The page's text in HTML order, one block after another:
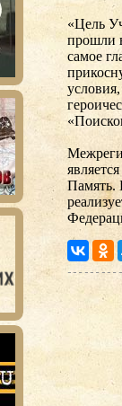
«Цель
прошли
самое
Память.